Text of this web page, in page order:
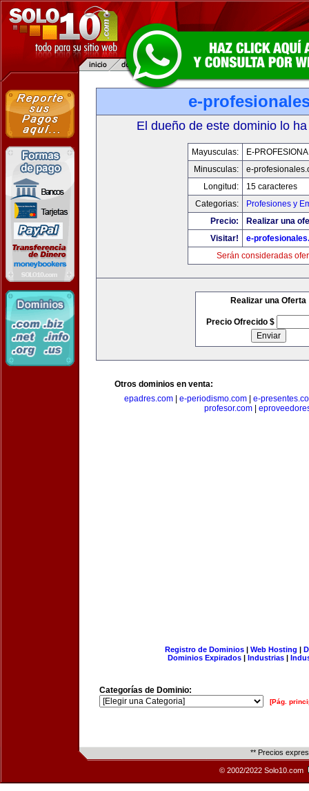
e-
El dueño de este dominio lo
Mayusculas:
E-
Minusculas:
e-
Longitud:
15 caracteres
Categorias:
Profesiones y
Precio:
Realizar una
Visitar!
e-
Serán consideradas
Realizar una Oferta
Precio Ofrecido $
Otros dominios en venta:
epadres.com
e-periodismo.com
e-
profesor.com|
Registro de Dominios| Web Hosting |
Dominios Expirados | Industrias |
Categorías de Dominio:
[Pág.
** Precios
© 2002/2022 Solo10.com